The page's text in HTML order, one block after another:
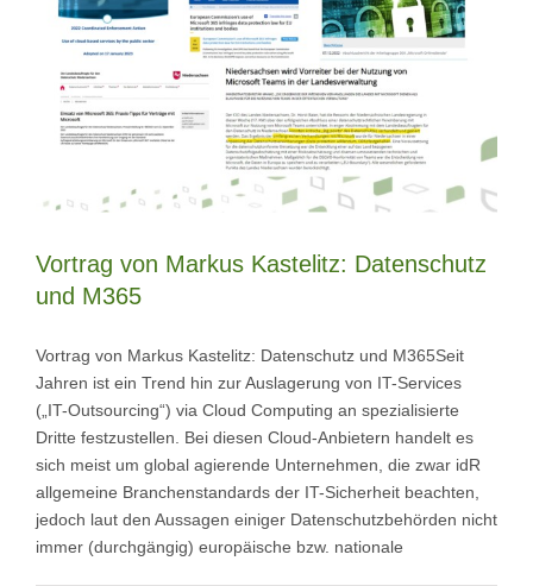
Vortrag von Markus Kastelitz: Datenschutz
und M365
Vortrag von Markus Kastelitz: Datenschutz und M365Seit
Jahren ist ein Trend hin zur Auslagerung von IT-Services
(„IT-Outsourcing“) via Cloud Computing an spezialisierte
Dritte festzustellen. Bei diesen Cloud-Anbietern handelt es
sich meist um global agierende Unternehmen, die zwar idR
allgemeine Branchenstandards der IT-Sicherheit beachten,
jedoch laut den Aussagen einiger Datenschutzbehörden nicht
immer (durchgängig) europäische bzw. nationale